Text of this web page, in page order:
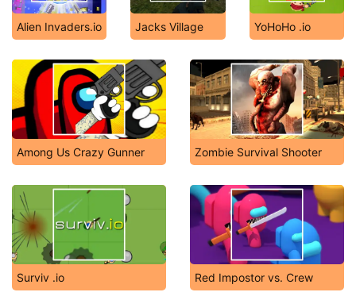
Alien Invaders.io Jacks Village YoHoHo .io
Among Us Crazy Gunner Zombie Survival Shooter
Surviv .io Red Impostor vs. Crew